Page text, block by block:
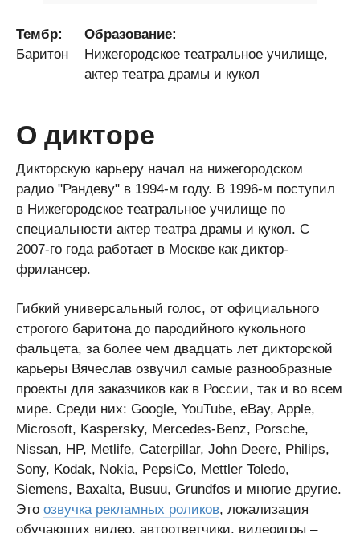
Тембр:
Образование:
Баритон
Нижегородское театральное училище,
актер театра драмы и кукол
О дикторе
Дикторскую карьеру начал на нижегородском
радио "Рандеву" в 1994-м году. В 1996-м поступил
в Нижегородское театральное училище по
специальности актер театра драмы и кукол. С
2007-го года работает в Москве как диктор-
фрилансер.
Гибкий универсальный голос, от официального
строгого баритона до пародийного кукольного
фальцета, за более чем двадцать лет дикторской
карьеры Вячеслав озвучил самые разнообразные
проекты для заказчиков как в России, так и во всем
мире. Среди них: Google, YouTube, eBay, Apple,
Microsoft, Kaspersky, Mercedes-Benz, Porsche,
Nissan, HP, Metlife, Caterpillar, John Deere, Philips,
Sony, Kodak, Nokia, PepsiCo, Mettler Toledo,
Siemens, Baxalta, Busuu, Grundfos и многие другие.
Это озвучка рекламных роликов, локализация
обучающих видео, автоответчики, видеоигры –